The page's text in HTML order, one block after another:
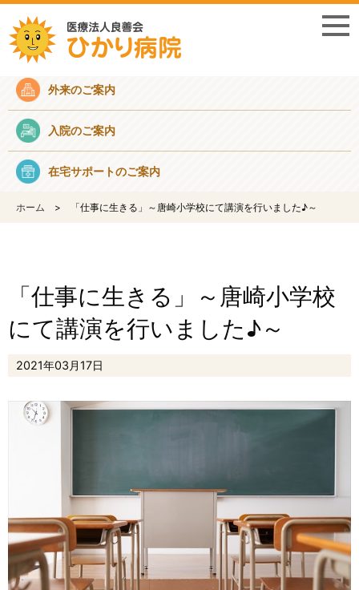
採用情報
外来のご案内
入院のご案内
在宅サポートのご案内
ホーム 「仕事に生きる」～唐崎小学校にて講演を行いました♪～
「仕事に生きる」～唐崎小学校
にて講演を行いました♪～
2021年03月17日